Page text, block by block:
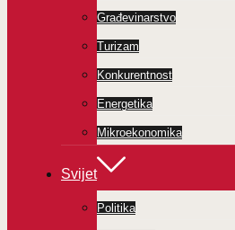
Građevinarstvo
Turizam
Konkurentnost
Energetika
Mikroekonomika
Svijet
Politika